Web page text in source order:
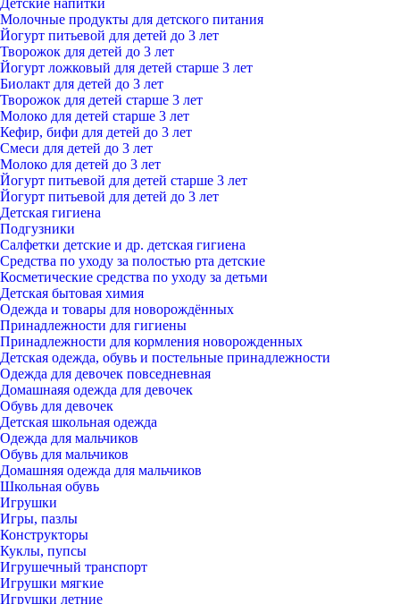
Детские напитки
Молочные продукты для детского питания
Йогурт питьевой для детей до 3 лет
Творожок для детей до 3 лет
Йогурт ложковый для детей старше 3 лет
Биолакт для детей до 3 лет
Творожок для детей старше 3 лет
Молоко для детей старше 3 лет
Кефир, бифи для детей до 3 лет
Смеси для детей до 3 лет
Молоко для детей до 3 лет
Йогурт питьевой для детей старше 3 лет
Йогурт питьевой для детей до 3 лет
Детская гигиена
Подгузники
Салфетки детские и др. детская гигиена
Средства по уходу за полостью рта детские
Косметические средства по уходу за детьми
Детская бытовая химия
Одежда и товары для новорождённых
Принадлежности для гигиены
Принадлежности для кормления новорожденных
Детская одежда, обувь и постельные принадлежности
Одежда для девочек повседневная
Домашнаяя одежда для девочек
Обувь для девочек
Детская школьная одежда
Одежда для мальчиков
Обувь для мальчиков
Домашняя одежда для мальчиков
Школьная обувь
Игрушки
Игры, пазлы
Конструкторы
Куклы, пупсы
Игрушечный транспорт
Игрушки мягкие
Игрушки летние